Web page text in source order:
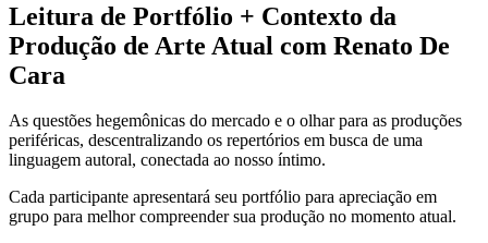
Leitura de Portfólio + Contexto da
Produção de Arte Atual com Renato De
Cara
As questões hegemônicas do mercado e o olhar para as produções
periféricas, descentralizando os repertórios em busca de uma
linguagem autoral, conectada ao nosso íntimo.
Cada participante apresentará seu portfólio para apreciação em
grupo para melhor compreender sua produção no momento atual.